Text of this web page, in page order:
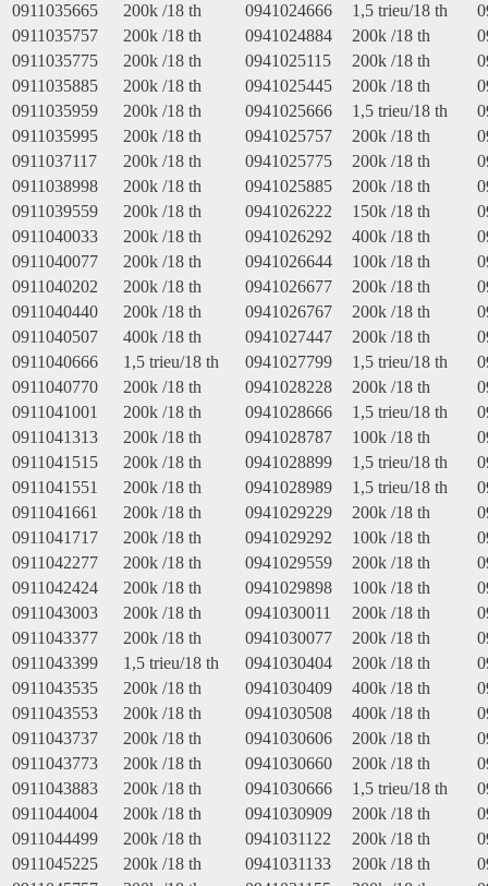
0911035665
200k /18 th 0941024666 1,5 trieu/18 th
0911035757
200k /18 th 0941024884 200k /18 th
0911035775
200k /18 th 0941025115 200k /18 th
0911035885
200k /18 th 0941025445 200k /18 th
0911035959
200k /18 th 0941025666 1,5 trieu/18 th
0911035995
200k /18 th 0941025757 200k /18 th
0911037117
200k /18 th 0941025775 200k /18 th
0911038998
200k /18 th 0941025885 200k /18 th
0911039559
200k /18 th 0941026222 150k /18 th
0911040033
200k /18 th 0941026292 400k /18 th
0911040077
200k /18 th 0941026644 100k /18 th
0911040202
200k /18 th 0941026677 200k /18 th
0911040440
200k /18 th 0941026767 200k /18 th
0911040507
400k /18 th 0941027447 200k /18 th
0911040666
1,5 trieu/18 th 0941027799 1,5 trieu/18 th
0911040770
200k /18 th 0941028228 200k /18 th
0911041001
200k /18 th 0941028666 1,5 trieu/18 th
0911041313
200k /18 th 0941028787 100k /18 th
0911041515
200k /18 th 0941028899 1,5 trieu/18 th
0911041551
200k /18 th 0941028989 1,5 trieu/18 th
0911041661
200k /18 th 0941029229 200k /18 th
0911041717
200k /18 th 0941029292 100k /18 th
0911042277
200k /18 th 0941029559 200k /18 th
0911042424
200k /18 th 0941029898 100k /18 th
0911043003
200k /18 th 0941030011 200k /18 th
0911043377
200k /18 th 0941030077 200k /18 th
0911043399
1,5 trieu/18 th 0941030404 200k /18 th
0911043535
200k /18 th 0941030409 400k /18 th
0911043553
200k /18 th 0941030508 400k /18 th
0911043737
200k /18 th 0941030606 200k /18 th
0911043773
200k /18 th 0941030660 200k /18 th
0911043883
200k /18 th 0941030666 1,5 trieu/18 th
0911044004
200k /18 th 0941030909 200k /18 th
0911044499
200k /18 th 0941031122 200k /18 th
0911045225
200k /18 th 0941031133 200k /18 th